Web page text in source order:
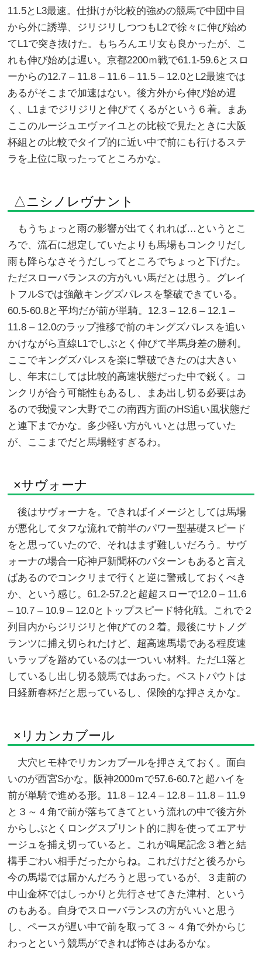
11.5とL3最速。仕掛けが比較的強めの競馬で中団中目
から外に誘導、ジリジリしつつもL2で徐々に伸び始め
てL1で突き抜けた。もちろんエリ女も良かったが、こ
れも伸び始めは遅い。京都2200ｍ戦で61.1-59.6とスロ
ーからの12.7 – 11.8 – 11.6 – 11.5 – 12.0とL2最速では
あるがそこまで加速はない。後方外から伸び始め遅
く、L1までジリジリと伸びてくるがという６着。まあ
ここのルージュエヴァイユとの比較で見たときに大阪
杯組との比較でタイプ的に近い中で前にも行けるステ
ラを上位に取ったってところかな。
△ニシノレヴナント
もうちょっと雨の影響が出てくれれば…というとこ
ろで、流石に想定していたよりも馬場もコンクリだし
雨も降らなさそうだしってところでちょっと下げた。
ただスローバランスの方がいい馬だとは思う。グレイ
トフルSでは強敵キングズパレスを撃破できている。
60.5-60.8と平均だが前が単騎。12.3 – 12.6 – 12.1 –
11.8 – 12.0のラップ推移で前のキングズパレスを追い
かけながら直線L1でしぶとく伸びて半馬身差の勝利。
ここでキングズパレスを楽に撃破できたのは大きい
し、年末にしては比較的高速状態だった中で鋭く。コ
ンクリが合う可能性もあるし、まあ出し切る必要はあ
るので我慢マン大野でこの南西方面のHS追い風状態だ
と連下までかな。多少軽い方がいいとは思っていた
が、ここまでだと馬場軽すぎるわ。
×サヴォーナ
後はサヴォーナを。できればイメージとしては馬場
が悪化してタフな流れで前半のパワー型基礎スピード
をと思っていたので、それはまず難しいだろう。サヴ
ォーナの場合一応神戸新聞杯のパターンもあると言え
ばあるのでコンクリまで行くと逆に警戒しておくべき
か、という感じ。61.2-57.2と超超スローで12.0 – 11.6
– 10.7 – 10.9 – 12.0とトップスピード特化戦。これで２
列目内からジリジリと伸びての２着。最後にサトノグ
ランツに捕え切られたけど、超高速馬場である程度速
いラップを踏めているのは一ついい材料。ただL1落と
しているし出し切る競馬ではあった。ベストバウトは
日経新春杯だと思っているし、保険的な押さえかな。
×リカンカブール
大穴ヒモ枠でリカンカブールを押さえておく。面白
いのが西宮Sかな。阪神2000ｍで57.6-60.7と超ハイを
前が単騎で進める形。11.8 – 12.4 – 12.8 – 11.8 – 11.9
と３～４角で前が落ちてきてという流れの中で後方外
からしぶとくロングスプリント的に脚を使ってエアサ
ージュを捕え切っていると。これが鳴尾記念３着と結
構手ごわい相手だったからね。これだけだと後ろから
今の馬場では届かんだろうと思っているが、３走前の
中山金杯ではしっかりと先行させてきた津村、という
のもある。自身でスローバランスの方がいいと思う
し、ペースが遅い中で前を取って３～４角で外からじ
わっとという競馬ができれば怖さはあるかな。